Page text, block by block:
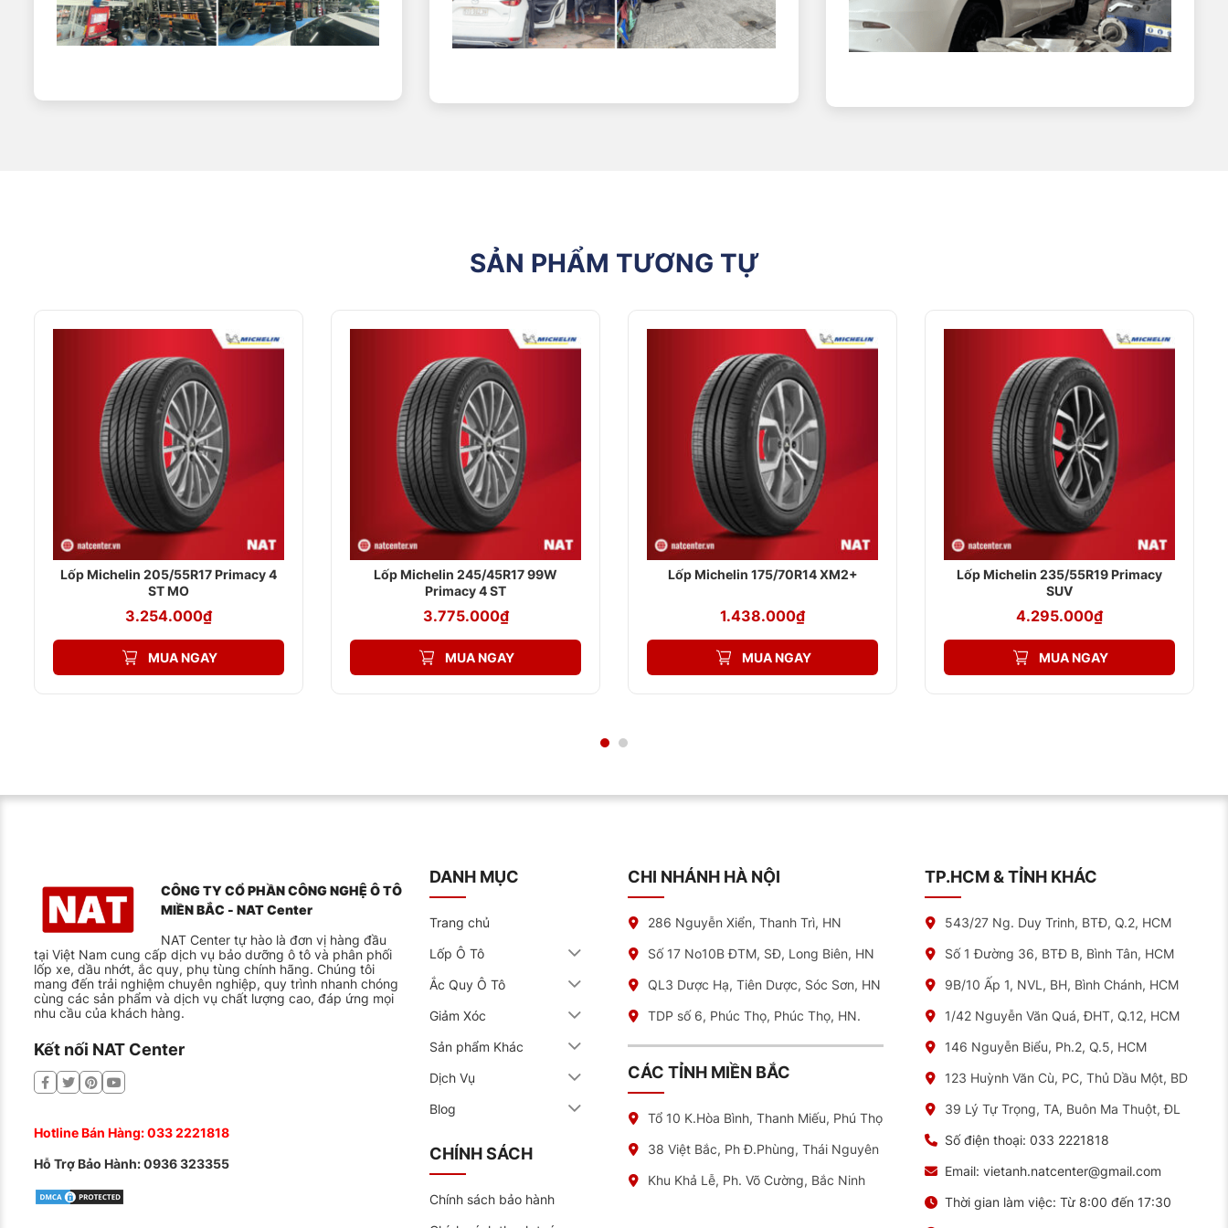
An toàn dưới điều kiện thời tiết khắc nghiệt: Hợp chất cao su tiên tiến giúp tối ưu hóa khả năng bám đường trên cả đường ướt và khô cùng các rãnh thoát nước sâu được thiết kế độc
đáo góp phần mang lại cảm giác ổn định khi chi chuyển trong thời tiết xấu.
đều trở nên dễ dàng và hiệu quả hơn, từ đó mang đến cảm giác lái tuyệt vời.
NAT CENTER – CỬA HÀNG CUNG CẤP LỐP MICHELIN CHÍNH HÃNG TẠI VIỆT NAM
Giá cả cạnh tranh: NAT CENTER luôn mang đến cho khách hàng mức giá tốt nhất thị trường, đi kèm với nhiều chương trình khuyến mãi hấp dẫn.
Dịch vụ chuyên nghiệp: Đội ngũ nhân viên tư vấn nhiệt tình, giàu kinh nghiệm, sẵn sàng hỗ trợ bạn lựa chọn được loại lốp phù hợp nhất với nhu cầu và điều kiện tài chính.
Cơ sở vật chất hiện đại: NAT CENTER sở hữu hệ thống cửa hàng rộng rãi, trang thiết bị hiện đại cùng đội ngũ kỹ thuật viên lành nghề, đảm bảo mang đến cho bạn trải nghiệm mua sắm
và dịch vụ chuyên nghiệp nhất.
Ngoài ra, NAT CENTER còn cung cấp các dịch vụ khác như:
Lắp đặt lốp xe chuyên nghiệp
Cân bằng bánh xe
Vá lốp xe
Bơm khí ni-tơ
Bảo dưỡng xe định kỳ
Liên hệ ngay với NAT CENTER để được tư vấn và hỗ trợ tốt nhất:
Hotline: 0909 35 6688
SẢN PHẨM TƯƠNG TỰ
Lốp Michelin 205/55R17 Primacy 4
ST MO
3.254.000₫
MUA NGAY
Lốp Michelin 245/45R17 99W
Primacy 4 ST
3.775.000₫
MUA NGAY
Lốp Michelin 175/70R14 XM2+
1.438.000₫
MUA NGAY
Lốp Michelin 235/55R19 Primacy
SUV
4.295.000₫
MUA NGAY
CÔNG TY CỔ PHẦN CÔNG NGHỆ Ô TÔ
MIỀN BẮC - NAT Center
NAT Center tự hào là đơn vị hàng đầu
tại Việt Nam cung cấp dịch vụ bảo dưỡng ô tô và phân phối
lốp xe, dầu nhớt, ắc quy, phụ tùng chính hãng. Chúng tôi
mang đến trải nghiệm chuyên nghiệp, quy trình nhanh chóng
cùng các sản phẩm và dịch vụ chất lượng cao, đáp ứng mọi
nhu cầu của khách hàng.
Kết nối NAT Center
Hotline Bán Hàng:033 2221818
Hỗ Trợ Bảo Hành:0936 323355
DANH MỤC
Trang chủ
Lốp Ô Tô
Ắc Quy Ô Tô
Giảm Xóc
Sản phẩm Khác
Dịch Vụ
Blog
CHÍNH SÁCH
Chính sách bảo hành
CHI NHÁNH HÀ NỘI
286 Nguyễn Xiển, Thanh Trì, HN
Số 17 No10B ĐTM, SĐ, Long Biên, HN
QL3 Dược Hạ, Tiên Dược, Sóc Sơn, HN
TDP số 6, Phúc Thọ, Phúc Thọ, HN.
CÁC TỈNH MIỀN BẮC
Tổ 10 K.Hòa Bình, Thanh Miếu, Phú Thọ
38 Việt Bắc, Ph Đ.Phùng, Thái Nguyên
Khu Khả Lễ, Ph. Võ Cường, Bắc Ninh
TP.HCM & TỈNH KHÁC
543/27 Ng. Duy Trinh, BTĐ, Q.2, HCM
Số 1 Đường 36, BTĐ B, Bình Tân, HCM
9B/10 Ấp 1, NVL, BH, Bình Chánh, HCM
1/42 Nguyễn Văn Quá, ĐHT, Q.12, HCM
146 Nguyễn Biểu, Ph.2, Q.5, HCM
123 Huỳnh Văn Cù, PC, Thủ Dầu Một, BD
39 Lý Tự Trọng, TA, Buôn Ma Thuột, ĐL
Số điện thoại: 033 2221818
Email: vietanh.natcenter@gmail.com
Thời gian làm việc: Từ 8:00 đến 17:30